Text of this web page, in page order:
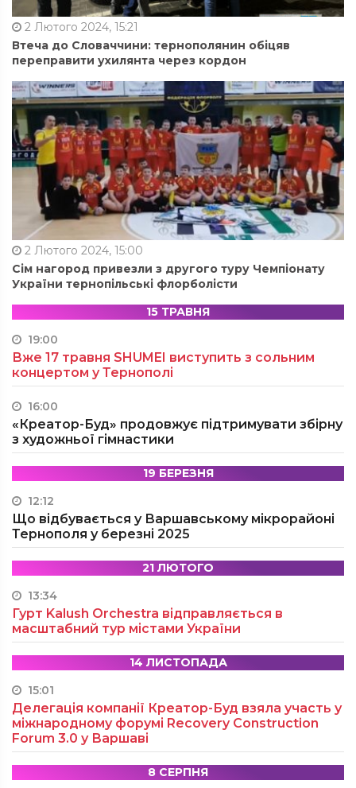
2 Лютого 2024, 15:21
Втеча до Словаччини: тернополянин обіцяв
переправити ухилянта через кордон
2 Лютого 2024, 15:00
Сім нагород привезли з другого туру Чемпіонату
України тернопільські флорболісти
15 ТРАВНЯ
19:00
Вже 17 травня SHUMEI виступить з сольним
концертом у Тернополі
16:00
«Креатор-Буд» продовжує підтримувати збірну
з художньої гімнастики
19 БЕРЕЗНЯ
12:12
Що відбувається у Варшавському мікрорайоні
Тернополя у березні 2025
21 ЛЮТОГО
13:34
Гурт Kalush Orchestra відправляється в
масштабний тур містами України
14 ЛИСТОПАДА
15:01
Делегація компанії Креатор-Буд взяла участь у
міжнародному форумі Recovery Construction
Forum 3.0 у Варшаві
8 СЕРПНЯ